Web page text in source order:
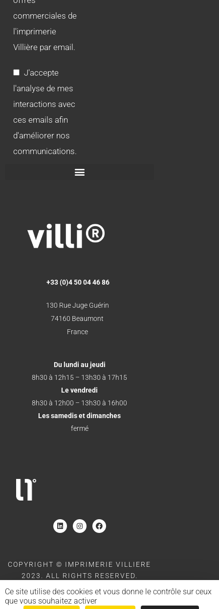
Ce site utilise des cookies et vous donne le contrôle sur ceux
que vous souhaitez activer
commerciales de
l'imprimerie
Villière par email.
J'accepte
l'analyse de mes
interactions avec
ces emails afin
d'améliorer nos
communications.
+33 (0)4 50 04 46 86
130 Rue Juge Guérin
74160 Beaumont
France
Du lundi au jeudi
8h30 à 12h15 – 13h30 à 17h15
Le vendredi
8h30 à 12h00 – 13h30 à 16h00
Les samedis et dimanches
fermé
COPYRIGHT © IMPRIMERIE VILLIERE
2023. ALL RIGHTS RESERVED.
SITE POWERED BY MOOD AND BACK